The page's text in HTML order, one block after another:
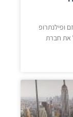
ופילנתרופ
את חברת